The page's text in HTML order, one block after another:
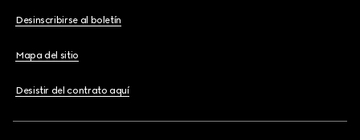
Desinscribirse al boletín
Mapa del sitio
Desistir del contrato aquí